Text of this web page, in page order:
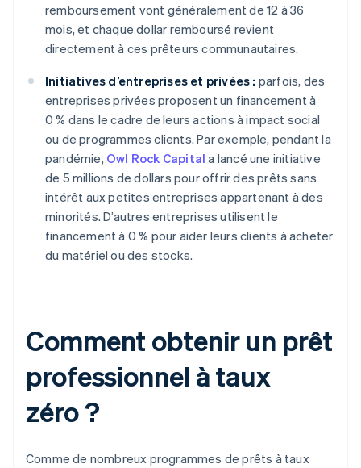
remboursement vont généralement de 12 à 36
mois, et chaque dollar remboursé revient
directement à ces prêteurs communautaires.
Initiatives d’entreprises et privées : parfois, des
entreprises privées proposent un financement à
0 % dans le cadre de leurs actions à impact social
ou de programmes clients. Par exemple, pendant la
pandémie, Owl Rock Capital a lancé une initiative
de 5 millions de dollars pour offrir des prêts sans
intérêt aux petites entreprises appartenant à des
minorités. D’autres entreprises utilisent le
financement à 0 % pour aider leurs clients à acheter
du matériel ou des stocks.
Comment obtenir un prêt
professionnel à taux
zéro ?
Comme de nombreux programmes de prêts à taux